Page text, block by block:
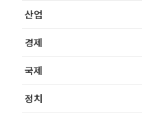
산업
경제
국제
정치